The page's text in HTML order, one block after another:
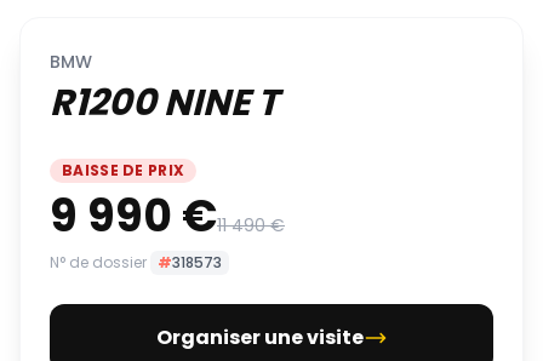
BMW
R1200 NINE T
BAISSE DE PRIX
9 990 €11 490 €
N° de dossier #318573
Organiser une visite